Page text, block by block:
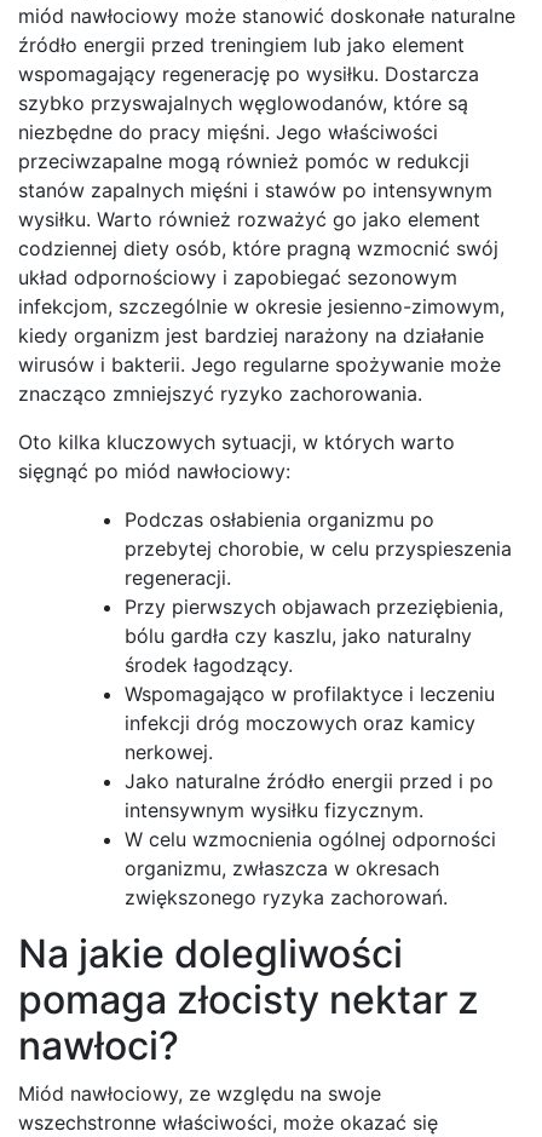
miód nawłociowy może stanowić doskonałe naturalne
źródło energii przed treningiem lub jako element
wspomagający regenerację po wysiłku. Dostarcza
szybko przyswajalnych węglowodanów, które są
niezbędne do pracy mięśni. Jego właściwości
przeciwzapalne mogą również pomóc w redukcji
stanów zapalnych mięśni i stawów po intensywnym
wysiłku. Warto również rozważyć go jako element
codziennej diety osób, które pragną wzmocnić swój
układ odpornościowy i zapobiegać sezonowym
infekcjom, szczególnie w okresie jesienno-zimowym,
kiedy organizm jest bardziej narażony na działanie
wirusów i bakterii. Jego regularne spożywanie może
znacząco zmniejszyć ryzyko zachorowania.
Oto kilka kluczowych sytuacji, w których warto
sięgnąć po miód nawłociowy:
Podczas osłabienia organizmu po
przebytej chorobie, w celu przyspieszenia
regeneracji.
Przy pierwszych objawach przeziębienia,
bólu gardła czy kaszlu, jako naturalny
środek łagodzący.
Wspomagająco w profilaktyce i leczeniu
infekcji dróg moczowych oraz kamicy
nerkowej.
Jako naturalne źródło energii przed i po
intensywnym wysiłku fizycznym.
W celu wzmocnienia ogólnej odporności
organizmu, zwłaszcza w okresach
zwiększonego ryzyka zachorowań.
Na jakie dolegliwości
pomaga złocisty nektar z
nawłoci?
Miód nawłociowy, ze względu na swoje
wszechstronne właściwości, może okazać się